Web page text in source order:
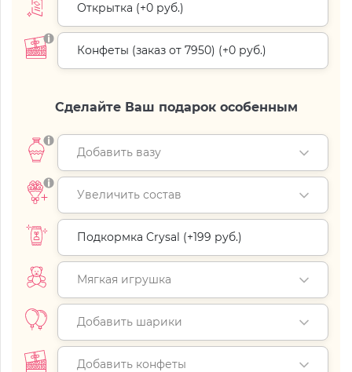
Открытка (+0 руб.)
Конфеты (заказ от 7950) (+0 руб.)
Сделайте Ваш подарок особенным
Добавить вазу
Увеличить состав
Подкормка Crysal (+199 руб.)
Мягкая игрушка
Добавить шарики
Добавить конфеты